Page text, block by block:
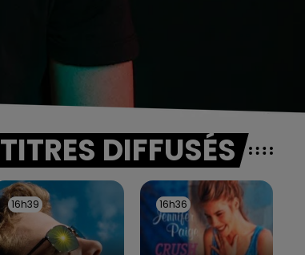
TITRES DIFFUSÉS
16h39
16h39 16h36
16h36